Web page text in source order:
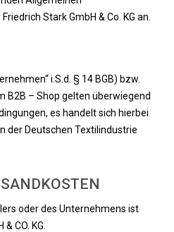
Stark GmbH & Co. KG an.
i.S.d. § 14 BGB) bzw.
B2B – Shop gelten überwiegend
es handelt sich hierbei
der Deutschen Textilindustrie
oder des Unternehmens ist
CO. KG.